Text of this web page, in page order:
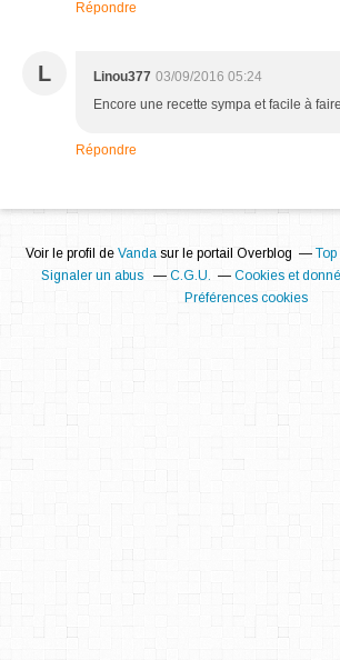
Répondre
L Linou377 03/09/2016 05:24
Encore une recette sympa et facile à
Répondre
Voir le profil de Vandasur le portail Overblog
Signaler un abus
C.G.U.
Cookies et
Préférences cookies